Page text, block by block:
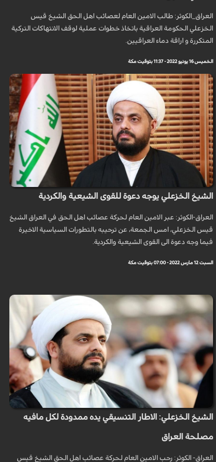
العراق_الكوثر: طالب الامين العام لعصائب اهل الحق الشيخ قيس
الخزعلي الحكومة العراقية باتخاذ خطوات عملية لوقف الانتهاكات التركية
المتكررة و اراقة دماء العراقيين.
الخميس 16 يونيو 2022 - 11:37 بتوقيت مكة
الشيخ الخزعلي يوجه دعوة للقوى الشيعية والكردية
العراق-الكوثر: عبر الامين العام لحركة عصائب اهل الحق في العراق الشيخ
قيس الخزعلي، امس الجمعة، عن ترحيبه بالتطورات السياسية الاخيرة
فيما وجه دعوة الى القوى الشيعية والكردية.
السبت 12 مارس 2022 - 07:00 بتوقيت مكة
الشيخ الخزعلي: الاطار التنسيقي يده ممدودة لكل مافيه
مصلحة العراق
العراق- الكوثر: رحب الامين العام لحركة عصائب اهل الحق الشيخ قيس